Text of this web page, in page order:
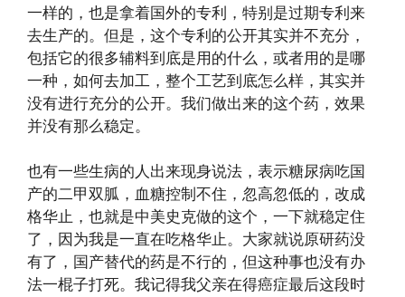
一样的，也是拿着国外的专利，特别是过期专利来
去生产的。但是，这个专利的公开其实并不充分，
包括它的很多辅料到底是用的什么，或者用的是哪
一种，如何去加工，整个工艺到底怎么样，其实并
没有进行充分的公开。我们做出来的这个药，效果
并没有那么稳定。
也有一些生病的人出来现身说法，表示糖尿病吃国
产的二甲双胍，血糖控制不住，忽高忽低的，改成
格华止，也就是中美史克做的这个，一下就稳定住
了，因为我是一直在吃格华止。大家就说原研药没
有了，国产替代的药是不行的，但这种事也没有办
法一棍子打死。我记得我父亲在得癌症最后这段时